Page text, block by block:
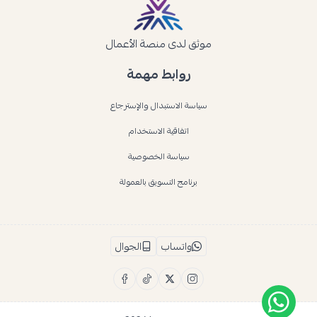
روابط مهمة
سياسة الاستبدال والإسترجاع
اتفاقية الاستخدام
سياسة الخصوصية
برنامج التسويق بالعمولة
موثق لدى منصة الأعمال
واتساب الجوال